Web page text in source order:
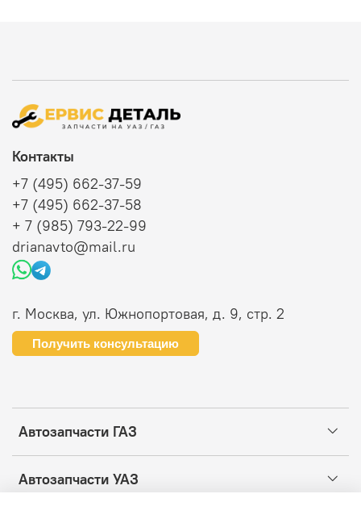
Автозапчасти ГАЗ
Автозапчасти УАЗ
Контакты
+7 (495) 662-37-59
+7 (495) 662-37-58
+ 7 (985) 793-22-99
drianavto@mail.ru
г. Москва, ул. Южнопортовая, д. 9, стр. 2
Получить консультацию